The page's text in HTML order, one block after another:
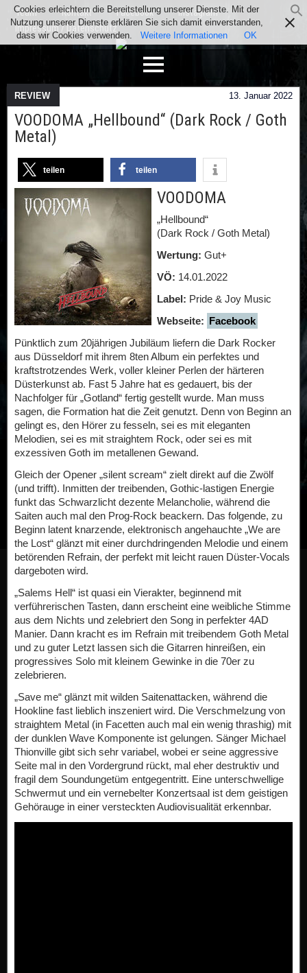
Team Kontakt Facebook
Instagram
Impressum / Datenschutz
REVIEW 13. Januar 2022
VOODOMA „Hellbound“ (Dark Rock / Goth
Metal)
teilen teilen
VOODOMA
„Hellbound“
(Dark Rock / Goth Metal)
Wertung: Gut+
VÖ: 14.01.2022
Label: Pride & Joy Music
Webseite: Facebook
Pünktlich zum 20jährigen Jubiläum liefern die Dark Rocker
aus Düsseldorf mit ihrem 8ten Album ein perfektes und
kraftstrotzendes Werk, voller kleiner Perlen der härteren
Düsterkunst ab. Fast 5 Jahre hat es gedauert, bis der
Nachfolger für „Gotland“ fertig gestellt wurde. Man muss
sagen, die Formation hat die Zeit genutzt. Denn von Beginn an
gelingt es, den Hörer zu fesseln, sei es mit eleganten
Melodien, sei es mit straightem Rock, oder sei es mit
exzessiven Goth im metallenen Gewand.
Gleich der Opener „silent scream“ zielt direkt auf die Zwölf
(und trifft). Inmitten der treibenden, Gothic-lastigen Energie
funkt das Schwarzlicht dezente Melancholie, während die
Saiten auch mal den Prog-Rock beackern. Das folgende, zu
Beginn latent knarzende, elektronisch angehauchte „We are
the Lost“ glänzt mit einer durchdringenden Melodie und einem
betörenden Refrain, der perfekt mit leicht rauen Düster-Vocals
dargeboten wird.
„Salems Hell“ ist quasi ein Vierakter, beginnend mit
verführerischen Tasten, dann erscheint eine weibliche Stimme
aus dem Nichts und zelebriert den Song in perfekter 4AD
Manier. Dann kracht es im Refrain mit treibendem Goth Metal
und zu guter Letzt lassen sich die Gitarren hinreißen, ein
progressives Solo mit kleinem Gewinke in die 70er zu
zelebrieren.
„Save me“ glänzt mit wilden Saitenattacken, während die
Hookline fast lieblich inszeniert wird. Die Verschmelzung von
straightem Metal (in Facetten auch mal ein wenig thrashig) mit
der dunklen Wave Komponente ist gelungen. Sänger Michael
Thionville gibt sich sehr variabel, wobei er seine aggressive
Seite mal in den Vordergrund rückt, mal eher destruktiv und
fragil dem Soundungetüm entgegentritt. Eine unterschwellige
Schwermut und ein vernebelter Konzertsaal ist dem geistigen
Gehörauge in einer versteckten Audiovisualität erkennbar.
Cookies erleichtern die Bereitstellung unserer Dienste. Mit der
Nutzung unserer Dienste erklären Sie sich damit einverstanden,
dass wir Cookies verwenden.
Weitere Informationen OK